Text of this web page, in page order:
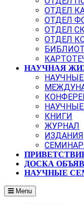
ОТДЕЛ
ОТДЕЛ
ОТДЕЛ
ОТДЕЛ
НАУЧНАЯ
КНИГИ
ЖУРНАЛ
ИЗДАНИЯ
ДОСКА
НАУЧНЫЕ
Menu